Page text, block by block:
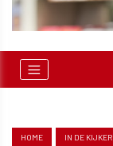
HOME IN DE KIJKER